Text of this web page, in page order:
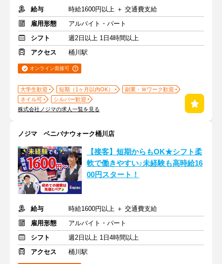
給与
時給1600円以上 ＋ 交通費支給
雇用形態
アルバイト・パート
シフト
週2日以上 1日4時間以上
アクセス
桶川駅
オンライン面接可
大学生歓迎 短期（1ヶ月以内OK）
副業・Ｗワーク歓迎
ネイル可
シルバー歓迎
株式会社ノジマの求人一覧を見る
ノジマ ベニバナウォーク桶川店
【接客】短期からもOK★シフト柔
軟で働きやすい♪未経験も高時給16
00円スタート！
給与
時給1600円以上 ＋ 交通費支給
雇用形態
アルバイト・パート
シフト
週2日以上 1日4時間以上
アクセス
桶川駅